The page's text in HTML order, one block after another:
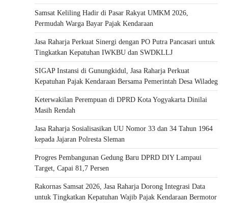
Samsat Keliling Hadir di Pasar Rakyat UMKM 2026,
Permudah Warga Bayar Pajak Kendaraan
Jasa Raharja Perkuat Sinergi dengan PO Putra Pancasari untuk
Tingkatkan Kepatuhan IWKBU dan SWDKLLJ
SIGAP Instansi di Gunungkidul, Jasa Raharja Perkuat
Kepatuhan Pajak Kendaraan Bersama Pemerintah Desa Wiladeg
Keterwakilan Perempuan di DPRD Kota Yogyakarta Dinilai
Masih Rendah
Jasa Raharja Sosialisasikan UU Nomor 33 dan 34 Tahun 1964
kepada Jajaran Polresta Sleman
Progres Pembangunan Gedung Baru DPRD DIY Lampaui
Target, Capai 81,7 Persen
Rakornas Samsat 2026, Jasa Raharja Dorong Integrasi Data
untuk Tingkatkan Kepatuhan Wajib Pajak Kendaraan Bermotor